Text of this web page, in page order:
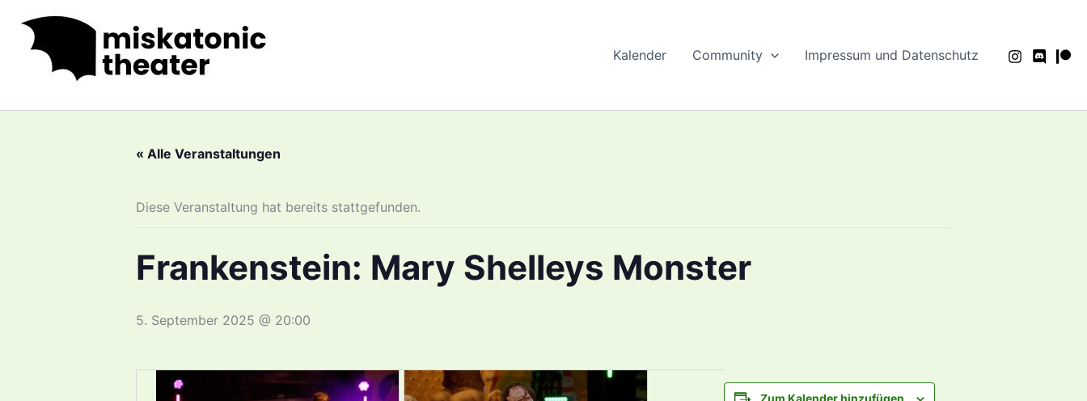
Inhalt
springen
Kalender Community Impressum und Datenschutz
« Alle Veranstaltungen
Diese Veranstaltung hat bereits stattgefunden.
Frankenstein: Mary Shelleys Monster
5. September 2025 @ 20:00
Zum Kalender hinzufügen